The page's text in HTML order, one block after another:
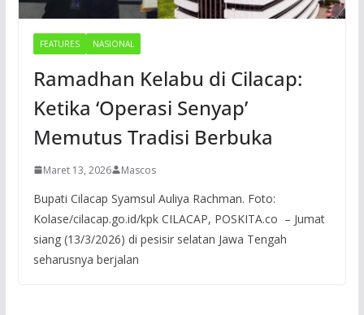
FEATURES NASIONAL
Ramadhan Kelabu di Cilacap:
Ketika ‘Operasi Senyap’
Memutus Tradisi Berbuka
Maret 13, 2026 Mascos
Bupati Cilacap Syamsul Auliya Rachman. Foto:
Kolase/cilacap.go.id/kpk CILACAP, POSKITA.co – Jumat
siang (13/3/2026) di pesisir selatan Jawa Tengah
seharusnya berjalan